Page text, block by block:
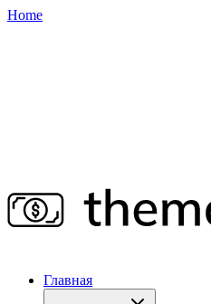
Home
Главная